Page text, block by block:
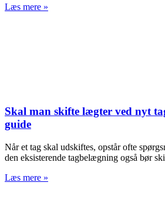
Læs mere »
Skal man skifte lægter ved nyt
guide
Når et tag skal udskiftes, opstår ofte
den eksisterende tagbelægning også bør
Læs mere »